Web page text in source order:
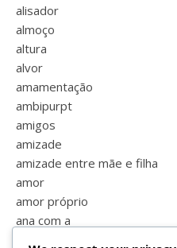
alisador
almoço
altura
alvor
amamentação
ambipurpt
amigos
amizade
amizade entre mãe e filha
amor
amor próprio
ana com a